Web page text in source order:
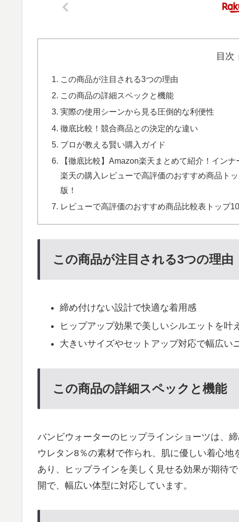
目次
この商品が注目される3つの理由
この商品の詳細スペックと機能
実際の使用シーンから見る圧倒的な利便性
徹底比較！競合商品との決定的な違い
プロが教える賢い購入ガイド
【徹底比較】Amazon楽天まとめて紹介！イン
楽天の購入レビューで高評価のおすすめ商品ト
版！
レビューで高評価のおすすめ商品比較表トップ10
この商品が注目される3つの理由
締め付けない設計で快適な着用感
ヒップアップ効果で美しいシルエットを叶
大きいサイズやセットアップ対応で幅広い
この商品の詳細スペックと機能
バンビウォーターのヒップラインショーツは、
ウレタン8％の素材で作られ、肌に優しい着心
あり、ヒップラインを美しく見せる効果が期待
開で、幅広い体型に対応しています。